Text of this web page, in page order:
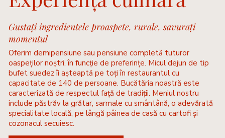
Gustați ingredientele proaspete, rurale, savurați
momentul
Oferim demipensiune sau pensiune completă tuturor
oaspeților noștri, în funcție de preferințe. Micul dejun de tip
bufet suedez îi așteaptă pe toți în restaurantul cu
capacitate de 140 de persoane. Bucătăria noastră este
caracterizată de respectul față de tradiții. Meniul nostru
include păstrăv la grătar, sarmale cu smântână, o adevărată
specialitate locală, pe lângă pâinea de casă cu cartofi și
cozonacul secuiesc.